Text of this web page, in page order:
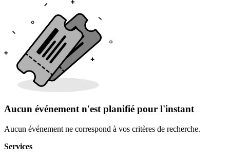
Aucun événement n'est planifié pour l'instant
Aucun événement ne correspond à vos critères de recherche.
Services